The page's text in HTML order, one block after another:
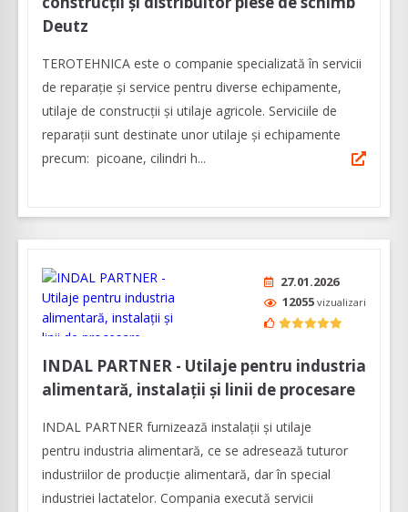
Deutz
TEROTEHNICA este o companie specializată în servicii
de reparație și service pentru diverse echipamente,
utilaje de construcții și utilaje agricole. Serviciile de
reparații sunt destinate unor utilaje și echipamente
precum: picoane, cilindri h...
27.01.2026
12055 vizualizari
INDAL PARTNER - Utilaje pentru industria
alimentară, instalații și linii de procesare
INDAL PARTNER furnizează instalații și utilaje
pentru industria alimentară, ce se adresează tuturor
industriilor de producție alimentară, dar în special
industriei lactatelor. Compania execută servicii